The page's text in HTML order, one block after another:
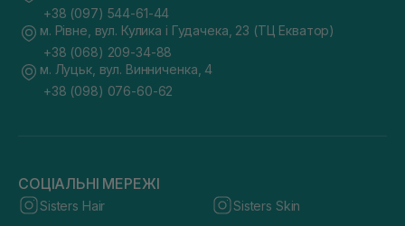
+38 (097) 544-61-44
м. Рівне, вул. Кулика і Гудачека, 23 (ТЦ Екватор)
+38 (068) 209-34-88
м. Луцьк, вул. Винниченка, 4
+38 (098) 076-60-62
СОЦІАЛЬНІ МЕРЕЖІ
Sisters Hair Sisters Skin